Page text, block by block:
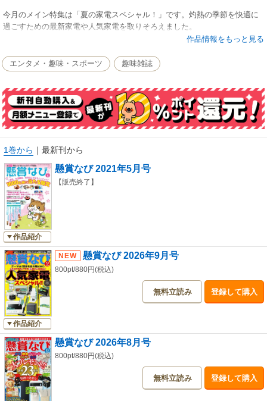
今月のメイン特集は「夏の家電スペシャル！」です。灼熱の季節を快適に
過ごすための最新家電や人気家電を取りそろえました。
《サマージャンボプレミアムプレゼント》
今回のジャンボ宝くじで初登場した「サマージャンボプレミアム」を『な
び』でもプレゼント。1等・前後賞でなんと！12億円のチャンスがある、プ
レミアムな宝くじを読者20名様にプレゼントします。
《夏の家電スペシャル！》
もスリムな掃除機PencilVac Fluffyをはじめ、暑い時期に欠かせないアイテ
ムをラインアップ。編集部イチオシはこれからの季節に主婦を悩ませる生
ごみ問題を解決する「家庭用生ごみ処理機」です。
《BougeRV キャンプ用家電をプレゼント》
アウトドア派の冒険家たちによって誕生したアウトドア家電ブランドの
BougeRVから、ポータブルエアコン、ポータブル給湯器をプレゼントしま
す。
《アラジンの魔法で、もっとおいしく もっとラクに》
グラファイトオーブンレンジで人気のアラジンシリーズから、グラファイ
トオーブンレンジとポータブル ガス ホットプレート プチパンをプレゼン
トします。
《マルキン忠勇 黒麹もろみ酢 プレーン》
酒類・醤油・調味料・味噌などを製造する醸造会社、盛田（株）。今回、
まろやかな酸味が心地よい発酵クエン酸・アミノ酸飲料「マルキン忠勇 黒
麹もろみ酢 プレーン」を読者20名様にプレゼントします。
《ハチ食品コラボカレールウとレトルトカレーの4種セットをプレゼント》
1845年創業、国内初のカレー粉を製造したハチ食品と、愛知県名古屋市に
本店を構える人気外食店「赤から」のコラボレーションが実現。今回、新
作品情報をもっと見る
エンタメ・趣味・スポーツ 趣味雑誌
1巻から ｜ 最新刊から
作品紹介
懸賞なび 2021年5月号
【販売終了】
作品紹介
懸賞なび 2026年9月号
800pt/880円(税込)
無料立読み 登録して購入
懸賞なび 2026年8月号
800pt/880円(税込)
無料立読み 登録して購入